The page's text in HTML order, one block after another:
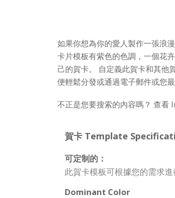
如果你想為你的愛人製作一張浪
卡片模板有紫色的色調，一個花
己的賀卡。 自定義此賀卡和其他
便輕鬆分發或通過電子郵件或您
不正是您要搜索的內容嗎？ 查看
賀卡 Template
可定制的：
此賀卡模板可根據您的需求
Dominant Color